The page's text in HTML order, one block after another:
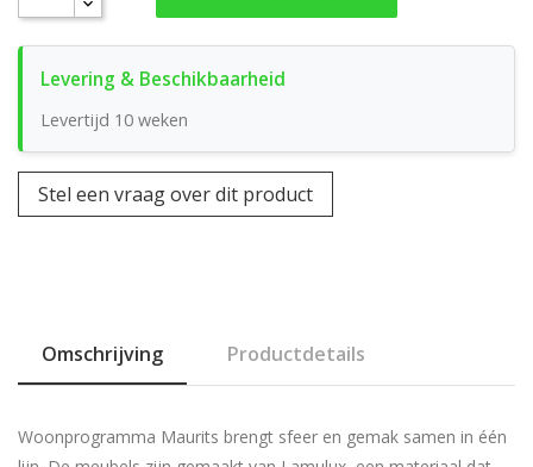
Levertijd 10 weken
Stel een vraag over dit product
Omschrijving Productdetails
Woonprogramma Maurits brengt sfeer en gemak samen in één